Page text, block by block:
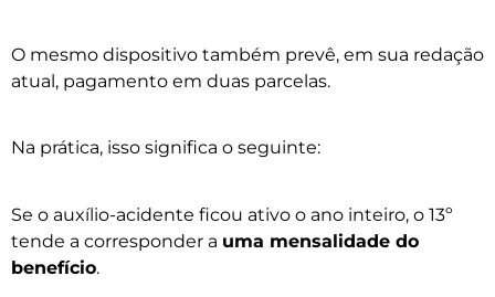
O mesmo dispositivo também prevê, em sua redação
atual, pagamento em duas parcelas.
Na prática, isso significa o seguinte:
Se o auxílio-acidente ficou ativo o ano inteiro, o 13º
tende a corresponder a uma mensalidade do
benefício.